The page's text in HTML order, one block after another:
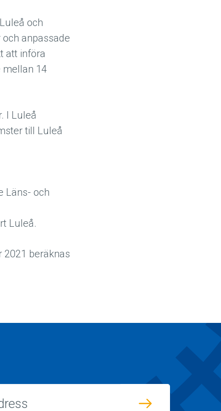
och
anpassade
att införa
mellan 14
I Luleå
till Luleå
Läns- och
Luleå.
2021 beräknas